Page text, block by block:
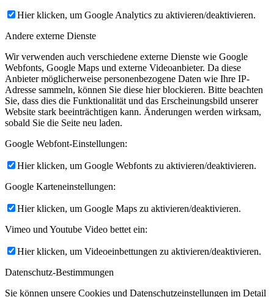
Hier klicken, um Google Analytics zu aktivieren/deaktivieren.
Andere externe Dienste
Wir verwenden auch verschiedene externe Dienste wie Google
Webfonts, Google Maps und externe Videoanbieter. Da diese
Anbieter möglicherweise personenbezogene Daten wie Ihre IP-
Adresse sammeln, können Sie diese hier blockieren. Bitte beachten
Sie, dass dies die Funktionalität und das Erscheinungsbild unserer
Website stark beeinträchtigen kann. Änderungen werden wirksam,
sobald Sie die Seite neu laden.
Google Webfont-Einstellungen:
Hier klicken, um Google Webfonts zu aktivieren/deaktivieren.
Google Karteneinstellungen:
Hier klicken, um Google Maps zu aktivieren/deaktivieren.
Vimeo und Youtube Video bettet ein:
Hier klicken, um Videoeinbettungen zu aktivieren/deaktivieren.
Datenschutz-Bestimmungen
Sie können unsere Cookies und Datenschutzeinstellungen im Detail